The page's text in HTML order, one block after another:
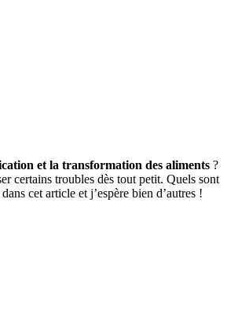
et la transformation des aliments ?
certains troubles dès tout petit. Quels sont
cet article et j’espère bien d’autres !